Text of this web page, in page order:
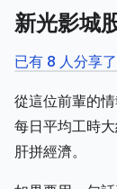
新光影城
已有 8 人分享
從這位前輩的
每日平均工時
肝拼經濟。